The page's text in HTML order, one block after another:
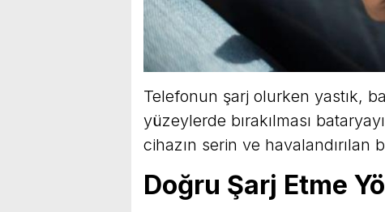
Telefonun şarj olurken yastık,
yüzeylerde bırakılması
cihazın serin ve havalandırılan
Doğru Şarj Etme